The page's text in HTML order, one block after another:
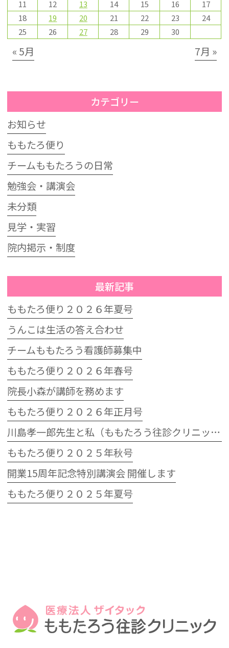
11 12 13 14 15 16
17
18
19 20 21 22 23
24
25
26 27 28 29 30
« 5月 7月 »
カテゴリー
お知らせ
ももたろ便り
チームももたろうの日常
勉強会・講演会
未分類
見学・実習
院内掲示・制度
最新記事
ももたろ便り２０２６年夏号
うんこは生活の答え合わせ
チームももたろう看護師募集中
ももたろ便り２０２６年春号
院長小森が講師を務めます
ももたろ便り２０２６年正月号
川島孝一郎先生と私（ももたろう往診クリニック開院15周年記念特別講演会）
ももたろ便り２０２５年秋号
開業15周年記念特別講演会 開催します
ももたろ便り２０２５年夏号